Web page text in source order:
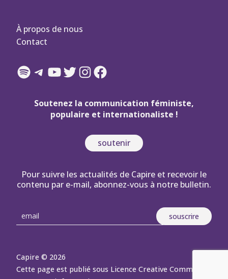
À propos de nous
Contact
Spotify
Telegram
YouTube
Twitter
Instagram
Facebook
Soutenez la communication féministe,
populaire et internationaliste !
soutenir
Pour suivre les actualités de Capire et recevoir le
contenu par e-mail, abonnez-vous à notre bulletin.
Capire © 2026
Cette page est publié sous Licence Creative Commons